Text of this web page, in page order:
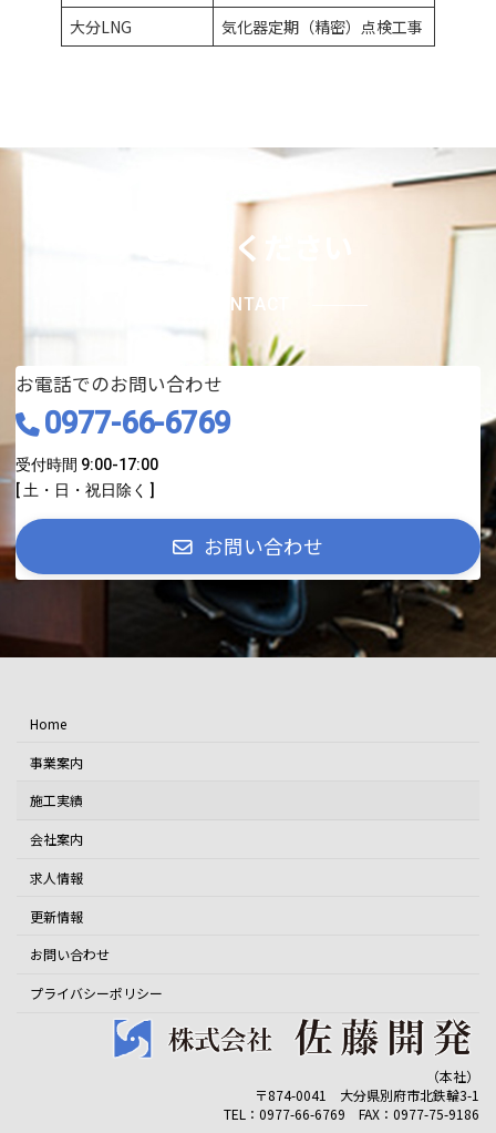
大分LNG
気化器定期（精密）点検工事
ご相談ください
CONTACT
お電話でのお問い合わせ
0977-66-6769
受付時間 9:00-17:00
[ 土・日・祝日除く ]
お問い合わせ
Home
事業案内
施工実績
会社案内
求人情報
更新情報
お問い合わせ
プライバシーポリシー
（本社）
〒874-0041 大分県別府市北鉄輪3-1
TEL：0977-66-6769 FAX：0977-75-9186